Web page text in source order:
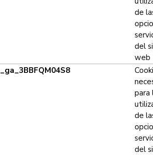
de
del
web
_ga_3BBFQM04S8
para
de
del